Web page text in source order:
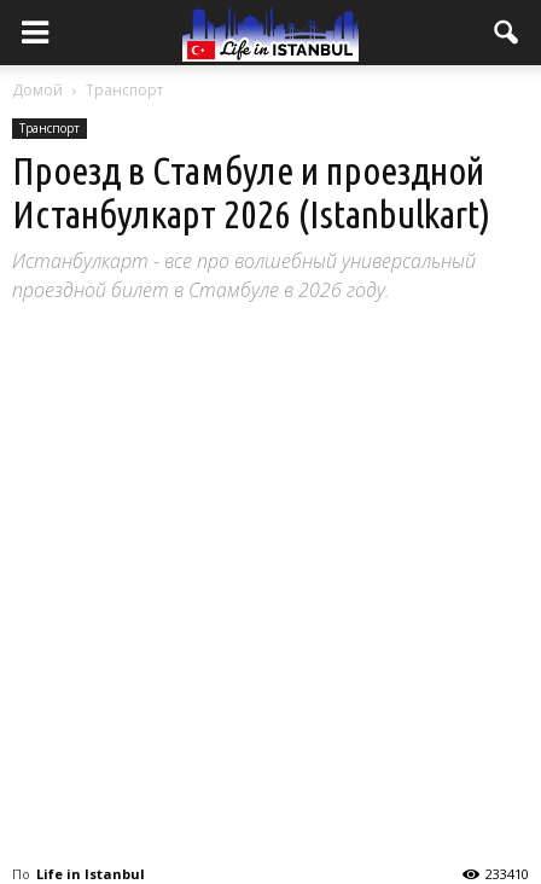
Домой Транспорт
Транспорт
Проезд в Стамбуле и проездной
Истанбулкарт 2026 (Istanbulkart)
Истанбулкарт - все про волшебный универсальный
проездной билет в Стамбуле в 2026 году.
По Life in Istanbul 233410